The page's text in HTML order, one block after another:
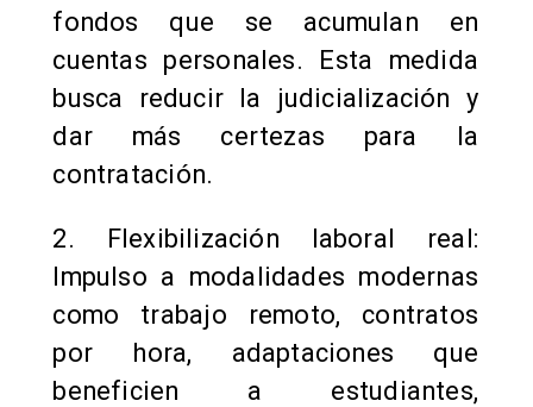
fondos que se acumulan en
cuentas personales. Esta medida
busca reducir la judicialización y
dar más certezas para la
contratación.
2. Flexibilización laboral real:
Impulso a modalidades modernas
como trabajo remoto, contratos
por hora, adaptaciones que
beneficien a estudiantes,